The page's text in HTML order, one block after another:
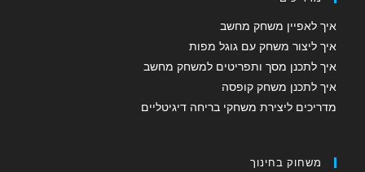
איך לאפיין משחק מחשב
איך ליצור משחק עם גוגל מפות
איך לתכנן מסך ותפריטים למשחק מחשב
איך לתכנן משחק קופסה
מדריכים ליצירת משחקי בריחה דיגיטליים
משחוק בחינוך